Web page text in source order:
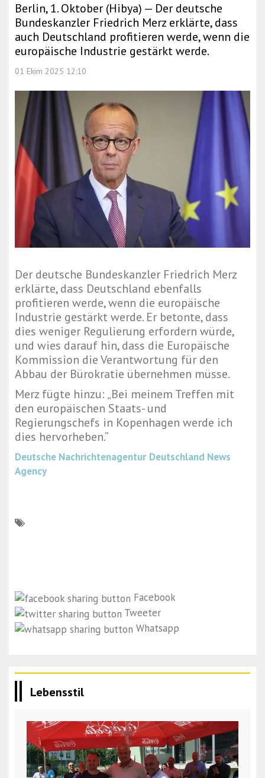
Berlin, 1. Oktober (Hibya) — Der deutsche
Bundeskanzler Friedrich Merz erklärte, dass
auch Deutschland profitieren werde, wenn die
europäische Industrie gestärkt werde.
01 Ekim 2025 12:10
Der deutsche Bundeskanzler Friedrich Merz
erklärte, dass Deutschland ebenfalls
profitieren werde, wenn die europäische
Industrie gestärkt werde. Er betonte, dass
dies weniger Regulierung erfordern würde,
und wies darauf hin, dass die Europäische
Kommission die Verantwortung für den
Abbau der Bürokratie übernehmen müsse.
Merz fügte hinzu: „Bei meinem Treffen mit
den europäischen Staats- und
Regierungschefs in Kopenhagen werde ich
dies hervorheben.“
Deutsche Nachrichtenagentur Deutschland News
Agency
Facebook
Tweeter
Whatsapp
Lebensstil